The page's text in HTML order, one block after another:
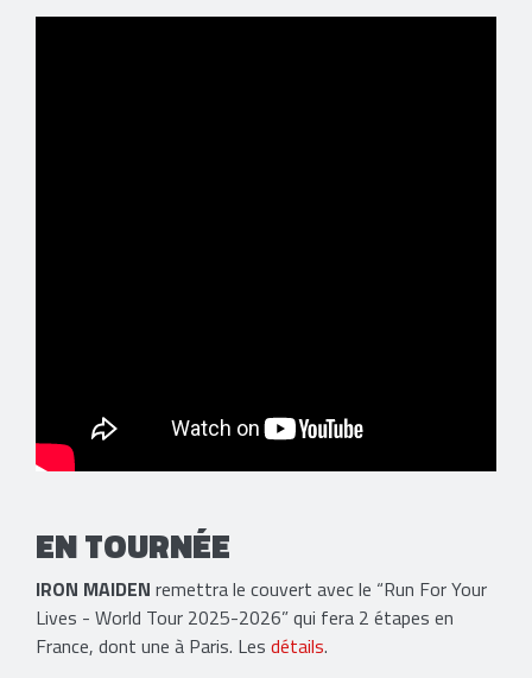
EN TOURNÉE
IRON MAIDEN remettra le couvert avec le “Run For Your
Lives - World Tour 2025-2026” qui fera 2 étapes en
France, dont une à Paris. Les détails.